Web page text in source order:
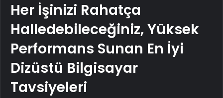
Her İşinizi Rahatça
Halledebileceğiniz, Yüksek
Performans Sunan En İyi
Dizüstü Bilgisayar
Tavsiyeleri